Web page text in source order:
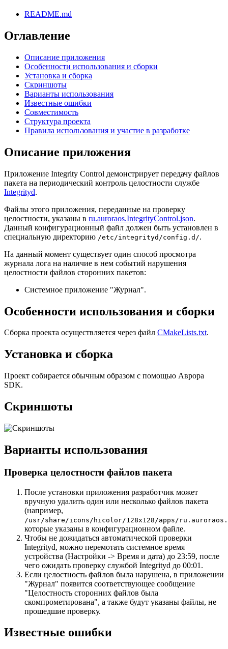
README.md
Оглавление
Описание приложения
Особенности использования и сборки
Установка и сборка
Скриншоты
Варианты использования
Известные ошибки
Совместимость
Структура проекта
Правила использования и участие в разработке
Описание приложения
Приложение Integrity Control демонстрирует передачу файлов
пакета на периодический контроль целостности службе
Integrityd.
Файлы этого приложения, переданные на проверку
целостности, указаны в ru.auroraos.IntegrityControl.json.
Данный конфигурационный файл должен быть установлен в
специальную директорию /etc/integrityd/config.d/.
На данный момент существует один способ просмотра
журнала лога на наличие в нем событий нарушения
целостности файлов сторонних пакетов:
Системное приложение "Журнал".
Особенности использования и сборки
Сборка проекта осуществляется через файл CMakeLists.txt.
Установка и сборка
Проект собирается обычным образом с помощью Аврора
SDK.
Скриншоты
Варианты использования
Проверка целостности файлов пакета
После установки приложения разработчик может
вручную удалить один или несколько файлов пакета
(например,
/usr/share/icons/hicolor/128x128/apps/
которые указаны в конфигурационном файле.
Чтобы не дожидаться автоматической проверки
Integrityd, можно перемотать системное время
устройства (Настройки -> Время и дата) до 23:59, после
чего ожидать проверку службой Integrityd до 00:01.
Если целостность файлов была нарушена, в приложении
"Журнал" появится соответствующее сообщение
"Целостность сторонних файлов была
скомпрометирована", а также будут указаны файлы, не
прошедшие проверку.
Известные ошибки